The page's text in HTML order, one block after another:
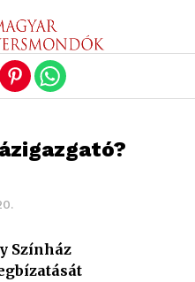
Színház
version